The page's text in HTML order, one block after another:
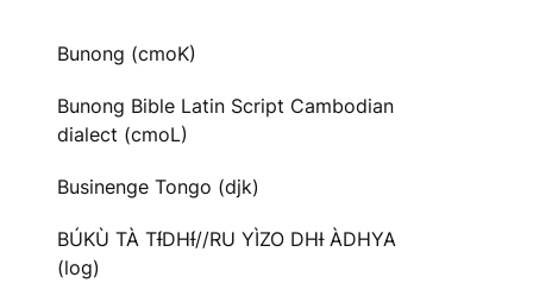
Bunong (cmoK)
Bunong Bible Latin Script Cambodian
dialect (cmoL)
Businenge Tongo (djk)
BÚKÙ TÀ TƗ́DHƗ́//RU YÌZO DHƗ ÀDHYA
(log)